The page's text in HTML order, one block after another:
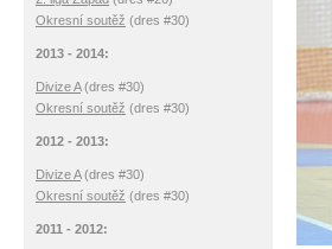
Okresní soutěž (dres #30)
2013 - 2014:
Divize A(dres #30)
Okresní soutěž (dres #30)
2012 - 2013:
Divize A(dres #30)
Okresní soutěž (dres #30)
2011 - 2012: